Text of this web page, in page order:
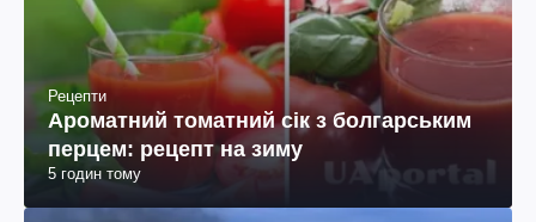
Рецепти
Ароматний томатний сік з болгарським
перцем: рецепт на зиму
5 годин тому